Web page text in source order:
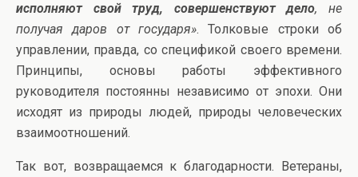
исполняют свой труд, совершенствуют дело, не
получая даров от государя». Толковые строки об
управлении, правда, со спецификой своего времени.
Принципы, основы работы эффективного
руководителя постоянны независимо от эпохи. Они
исходят из природы людей, природы человеческих
взаимоотношений.
Так вот, возвращаемся к благодарности. Ветераны,